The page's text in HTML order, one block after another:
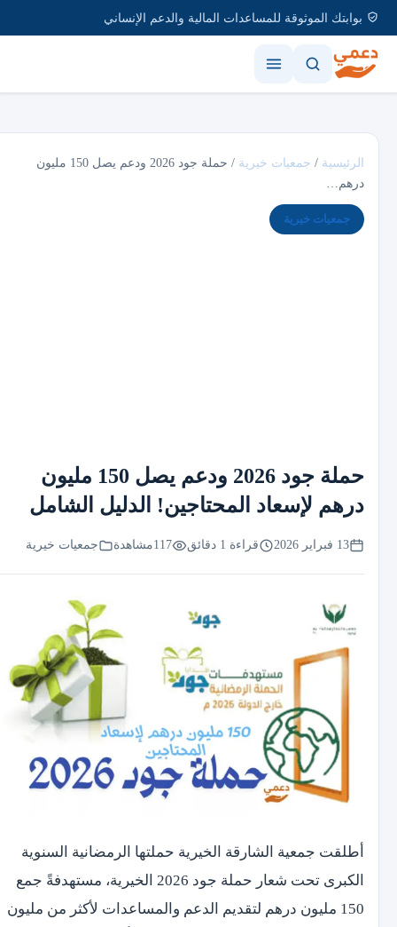
بوابتك الموثوقة للمساعدات المالية والدعم الإنساني
الرئيسية / جمعيات خيرية /
حملة جود 2026 ودعم يصل 150 مليون
درهم…
جمعيات خيرية
حملة جود 2026 ودعم يصل 150 مليون
درهم لإسعاد المحتاجين! الدليل الشامل
13 فبراير 2026 قراءة 1 دقائق 117مشاهدة جمعيات خيرية
أطلقت جمعية الشارقة الخيرية حملتها الرمضانية السنوية
الكبرى تحت شعار حملة جود 2026 الخيرية، مستهدفةً جمع
150 مليون درهم لتقديم الدعم والمساعدات لأكثر من مليون